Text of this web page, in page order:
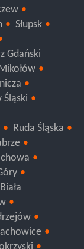
Chojnice
Gdański
Ruda Śląska